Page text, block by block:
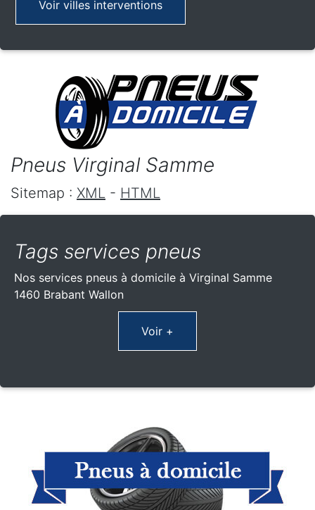
Voir villes interventions
Pneus Virginal Samme
Sitemap : XML - HTML
Tags services pneus
Nos services pneus à domicile à Virginal Samme
1460 Brabant Wallon
Voir +